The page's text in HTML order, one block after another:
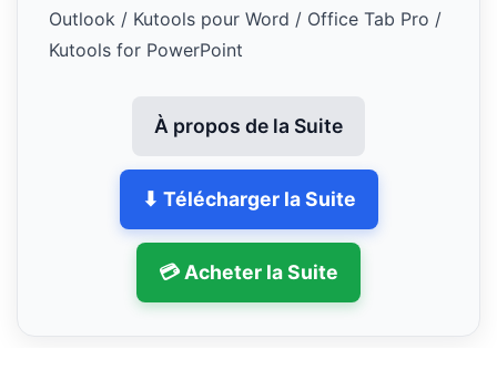
Outlook / Kutools pour Word / Office Tab Pro /
Kutools for PowerPoint
À propos de la Suite
⬇ Télécharger la Suite
💳 Acheter la Suite